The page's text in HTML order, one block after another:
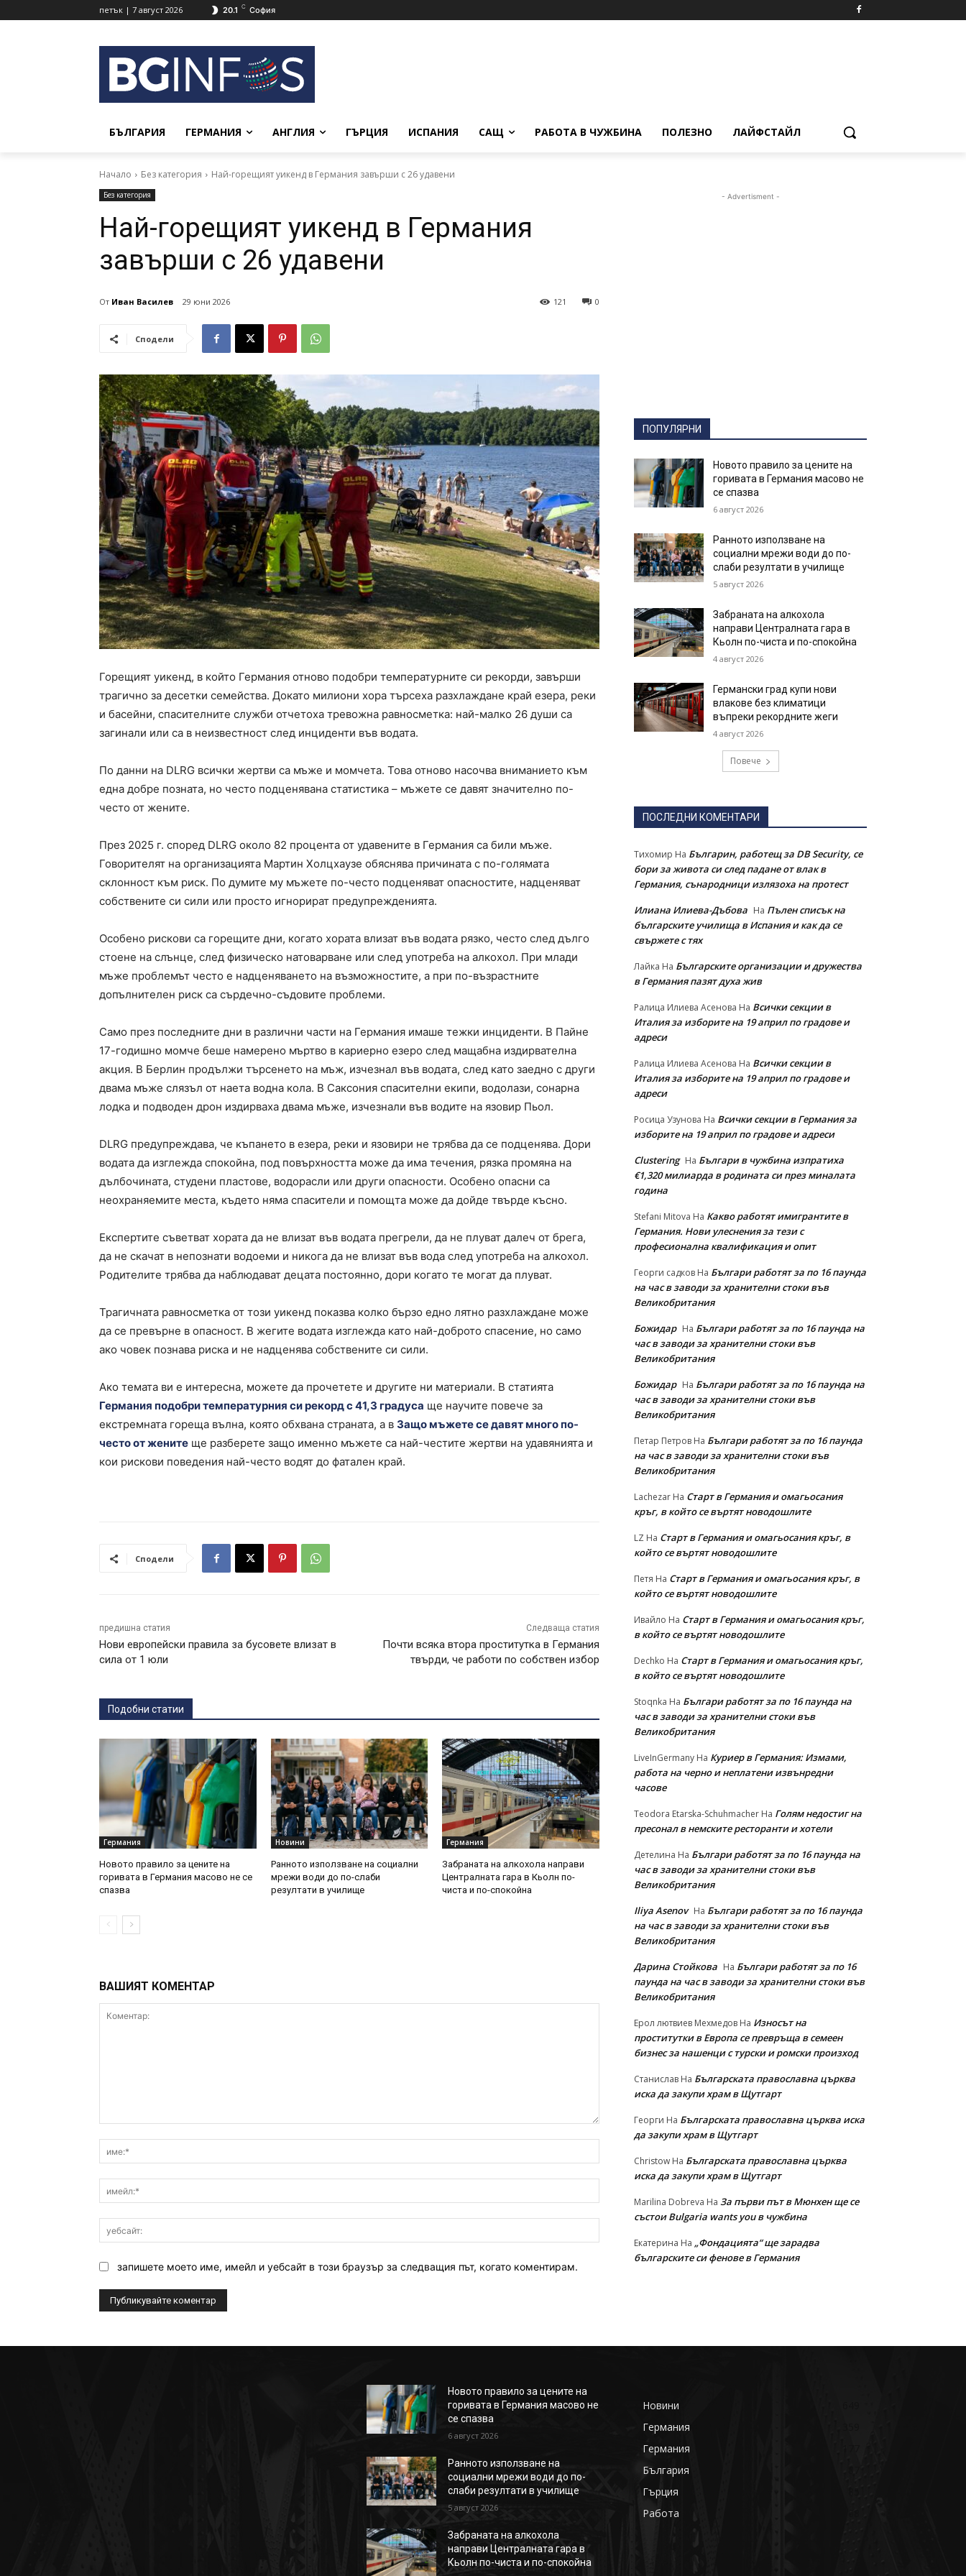
петък | 7 август 2026 20.1 C София
БЪЛГАРИЯ ГЕРМАНИЯ АНГЛИЯ ГЪРЦИЯ ИСПАНИЯ САЩ РАБОТА В ЧУЖБИНА ПОЛЕЗНО ЛАЙФСТАЙЛ
Начало Без категория Най-горещият уикенд в Германия завърши с 26 удавени
Без категория
Най-горещият уикенд в Германия
завърши с 26 удавени
От Иван Василев 29 юни 2026 0
121
Сподели
Горещият уикенд, в който Германия отново подобри температурните си рекорди, завърши
трагично за десетки семейства. Докато милиони хора търсеха разхлаждане край езера, реки
и басейни, спасителните служби отчетоха тревожна равносметка: най-малко 26 души са
загинали или са в неизвестност след инциденти във водата.
По данни на DLRG всички жертви са мъже и момчета. Това отново насочва вниманието към
една добре позната, но често подценявана статистика – мъжете се давят значително по-
често от жените.
През 2025 г. според DLRG около 82 процента от удавените в Германия са били мъже.
Говорителят на организацията Мартин Холцхаузе обяснява причината с по-голямата
склонност към риск. По думите му мъжете по-често подценяват опасностите, надценяват
собствените си сили или просто игнорират предупрежденията.
Особено рискови са горещите дни, когато хората влизат във водата рязко, често след дълго
стоене на слънце, след физическо натоварване или след употреба на алкохол. При млади
мъже проблемът често е надценяването на възможностите, а при по-възрастните
допълнителен риск са сърдечно-съдовите проблеми.
Само през последните дни в различни части на Германия имаше тежки инциденти. В Пайне
17-годишно момче беше намерено мъртво в кариеpно езеро след мащабна издирвателна
акция. В Берлин продължи търсенето на мъж, изчезнал във водата, след като заедно с други
двама мъже слязъл от наета водна кола. В Саксония спасителни екипи, водолази, сонарна
лодка и подводен дрон издирваха двама мъже, изчезнали във водите на язовир Пьол.
DLRG предупреждава, че къпането в езера, реки и язовири не трябва да се подценява. Дори
водата да изглежда спокойна, под повърхността може да има течения, рязка промяна на
дълбочината, студени пластове, водорасли или други опасности. Особено опасни са
неохраняемите места, където няма спасители и помощта може да дойде твърде късно.
Експертите съветват хората да не влизат във водата прегрели, да не плуват далеч от брега,
да не скачат в непознати водоеми и никога да не влизат във вода след употреба на алкохол.
Родителите трябва да наблюдават децата постоянно, дори когато те могат да плуват.
Трагичната равносметка от този уикенд показва колко бързо едно лятно разхлаждане може
да се превърне в опасност. В жегите водата изглежда като най-доброто спасение, но само
ако човек познава риска и не надценява собствените си сили.
Ако темата ви е интересна, можете да прочетете и другите ни материали. В статията
Германия подобри температурния си рекорд с 41,3 градуса ще научите повече за
екстремната гореща вълна, която обхвана страната, а в Защо мъжете се давят много по-
често от жените ще разберете защо именно мъжете са най-честите жертви на удавянията и
кои рискови поведения най-често водят до фатален край.
Сподели
предишна статия
Нови европейски правила за бусовете влизат в
сила от 1 юли
Следваща статия
Почти всяка втора проститутка в Германия
твърди, че работи по собствен избор
Подобни статии
Германия
Новото правило за цените на
горивата в Германия масово не се
спазва
Новини
Ранното използване на социални
мрежи води до по-слаби
резултати в училище
Германия
Забраната на алкохола направи
Централната гара в Кьолн по-
чиста и по-спокойна
ВАШИЯТ КОМЕНТАР
запишете моето име, имейл и уебсайт в този браузър за следващия път, когато коментирам.
- Advertisment -
ПОПУЛЯРНИ
Новото правило за цените на
горивата в Германия масово не
се спазва
6 август 2026
Ранното използване на
социални мрежи води до по-
слаби резултати в училище
5 август 2026
Забраната на алкохола
направи Централната гара в
Кьолн по-чиста и по-спокойна
4 август 2026
Германски град купи нови
влакове без климатици
въпреки рекордните жеги
4 август 2026
Повече
ПОСЛЕДНИ КОМЕНТАРИ
Тихомир На Българин, работещ за DB Security, се
бори за живота си след падане от влак в
Германия, сънародници излязоха на протест
Илиана Илиева-Дъбова На Пълен списък на
българските училища в Испания и как да се
свържете с тях
Лайка На Българските организации и дружества
в Германия пазят духа жив
Ралица Илиева Асенова На Всички секции в
Италия за изборите на 19 април по градове и
адреси
Ралица Илиева Асенова На Всички секции в
Италия за изборите на 19 април по градове и
адреси
Росица Узунова На Всички секции в Германия за
изборите на 19 април по градове и адреси
Clustering На Българи в чужбина изпратиха
€1,320 милиарда в родината си през миналата
година
Stefani Mitova На Какво работят имигрантите в
Германия. Нови улеснeния за тези с
професионална квалификация и опит
Георги садков На Българи работят за по 16 паунда
на час в заводи за хранителни стоки във
Великобритания
Божидар На Българи работят за по 16 паунда на
час в заводи за хранителни стоки във
Великобритания
Божидар На Българи работят за по 16 паунда на
час в заводи за хранителни стоки във
Великобритания
Петар Петров На Българи работят за по 16 паунда
на час в заводи за хранителни стоки във
Великобритания
Lachezar На Старт в Германия и омагьосания
кръг, в който се въртят новодошлите
LZ На Старт в Германия и омагьосания кръг, в
който се въртят новодошлите
Петя На Старт в Германия и омагьосания кръг, в
който се въртят новодошлите
Ивайло На Старт в Германия и омагьосания кръг,
в който се въртят новодошлите
Dechko На Старт в Германия и омагьосания кръг,
в който се въртят новодошлите
Stoqnka На Българи работят за по 16 паунда на
час в заводи за хранителни стоки във
Великобритания
LiveInGermany На Куриер в Германия: Измами,
работа на черно и неплатени извънредни
часове
Teodora Etarska-Schuhmacher На Голям недостиг на
пресонал в немските ресторанти и хотели
Детелина На Българи работят за по 16 паунда на
час в заводи за хранителни стоки във
Великобритания
Iliya Asenov На Българи работят за по 16 паунда
на час в заводи за хранителни стоки във
Великобритания
Дарина Стойкова На Българи работят за по 16
паунда на час в заводи за хранителни стоки във
Великобритания
Ерол лютвиев Мехмедов На Износът на
проститутки в Европа се превръща в семеен
бизнес за нашенци с турски и ромски произход
Станислав На Българската православна църква
иска да закупи храм в Щутгарт
Георги На Българската православна църква иска
да закупи храм в Щутгарт
Christow На Българската православна църква
иска да закупи храм в Щутгарт
Marilina Dobreva На За първи път в Мюнхен ще се
състои Bulgaria wants you в чужбина
Екатерина На „Фондацията“ ще зарадва
българските си фенове в Германия
Новото правило за цените на
горивата в Германия масово не
се спазва
6 август 2026
Ранното използване на
социални мрежи води до по-
слаби резултати в училище
5 август 2026
Забраната на алкохола
направи Централната гара в
Кьолн по-чиста и по-спокойна
Новини
Германия
Германия
България
Гърция
Работа